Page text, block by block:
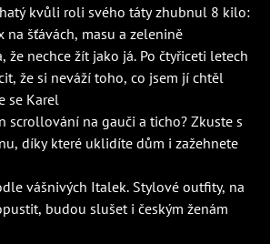
kvůli roli svého táty zhubnul 8 kilo:
na šťávách, masu a zelenině
že nechce žít jako já. Po čtyřiceti letech
že si neváží toho, co jsem jí chtěl
se Karel
scrollování na gauči a ticho? Zkuste s
díky které uklidíte dům i zažehnete
vášnivých Italek. Stylové outfity, na
budou slušet i českým ženám